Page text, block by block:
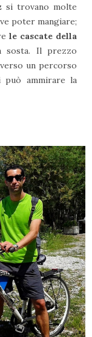
si trovano molte
poter mangiare;
le cascate della
sosta. Il prezzo
un percorso
ammirare la